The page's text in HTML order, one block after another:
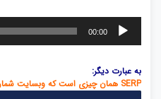
پخش‌کننده
صوت
00:00
به‌ عبارت‌ دیگر:
SERP همان چیزی است که وبسایت شمارا به صفحه اول گوگل برمیگرداند.